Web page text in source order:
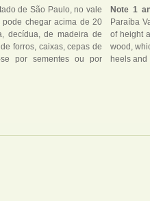
de São Paulo, no vale
pode chegar acima de 20
decídua, de madeira de
forros, caixas, cepas de
por sementes ou por
Note 1
Paraíba
of height
wood,
heels and